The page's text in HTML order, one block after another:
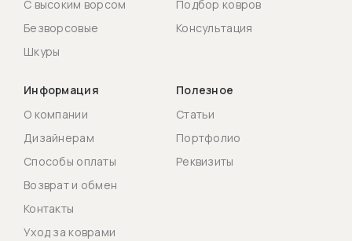
С высоким ворсом
Безворсовые
Шкуры
Подбор ковров
Консультация
Информация
О компании
Дизайнерам
Способы оплаты
Возврат и обмен
Контакты
Уход за коврами
Полезное
Статьи
Портфолио
Реквизиты